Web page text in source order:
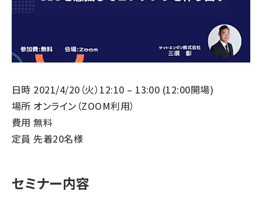
日時 2021/4/20（火）12:10 – 13:00 (12:00開場)
場所 オンライン（ZOOM利用）
費用 無料
定員 先着20名様
セミナー内容